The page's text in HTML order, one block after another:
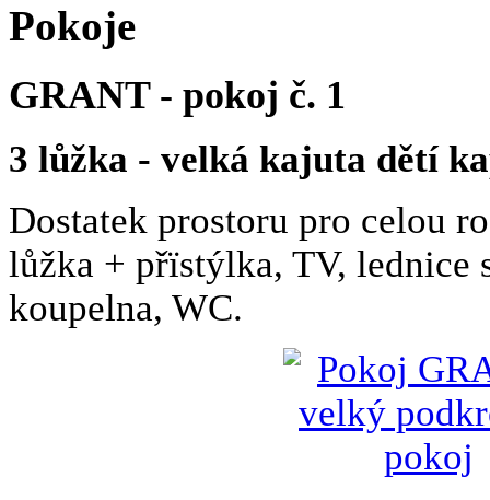
Pokoje
GRANT - pokoj č. 1
3 lůžka - velká kajuta dětí
Dostatek prostoru pro celou
lůžka + přïstýlka, TV, lednice
koupelna, WC.